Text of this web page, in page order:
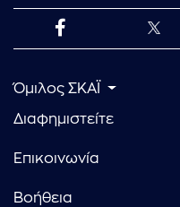
Όμιλος ΣΚΑΪ
Διαφημιστείτε
Επικοινωνία
Βοήθεια